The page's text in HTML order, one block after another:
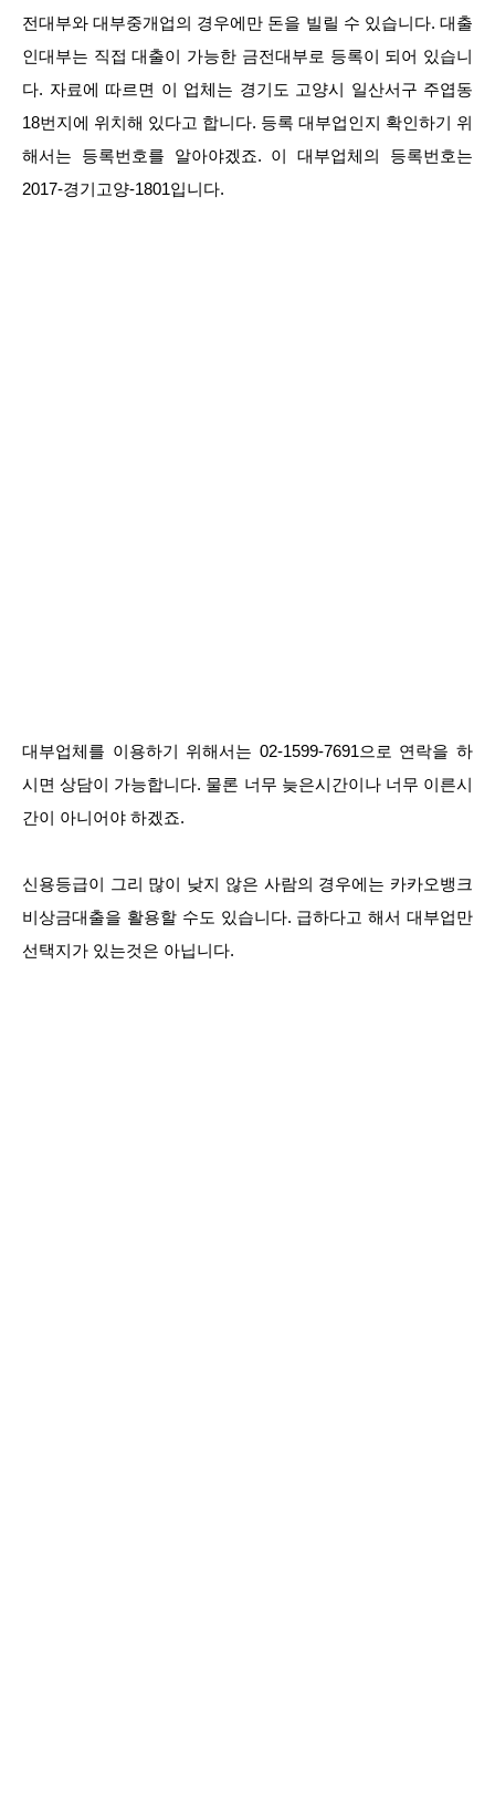
전대부와 대부중개업의 경우에만 돈을 빌릴 수 있습니다. 대출
인대부는 직접 대출이 가능한 금전대부로 등록이 되어 있습니
다. 자료에 따르면 이 업체는 경기도 고양시 일산서구 주엽동
18번지에 위치해 있다고 합니다. 등록 대부업인지 확인하기 위
해서는 등록번호를 알아야겠죠. 이 대부업체의 등록번호는
2017-경기고양-1801입니다.
대부업체를 이용하기 위해서는 02-1599-7691으로 연락을 하
시면 상담이 가능합니다. 물론 너무 늦은시간이나 너무 이른시
간이 아니어야 하겠죠.
신용등급이 그리 많이 낮지 않은 사람의 경우에는 카카오뱅크
비상금대출을 활용할 수도 있습니다. 급하다고 해서 대부업만
선택지가 있는것은 아닙니다.